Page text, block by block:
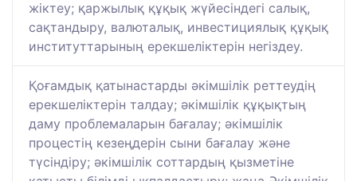
жіктеу; қаржылық құқық жүйесіндегі салық,
сақтандыру, валюталық, инвестициялық құқық
институттарының ерекшеліктерін негіздеу.
Қоғамдық қатынастарды әкімшілік реттеудің
ерекшеліктерін талдау; әкімшілік құқықтың
даму проблемаларын бағалау; әкімшілік
процестің кезеңдерін сыни бағалау және
түсіндіру; әкімшілік соттардың қызметіне